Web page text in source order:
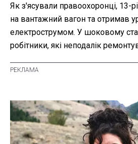
Як з'ясували правоохоронці, 13-
на вантажний вагон та отримав
електрострумом. У шоковому
робітники, які неподалік